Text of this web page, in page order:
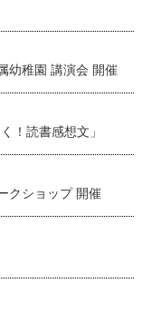
幼稚園 講演会 開催
！読書感想文」
クショップ 開催